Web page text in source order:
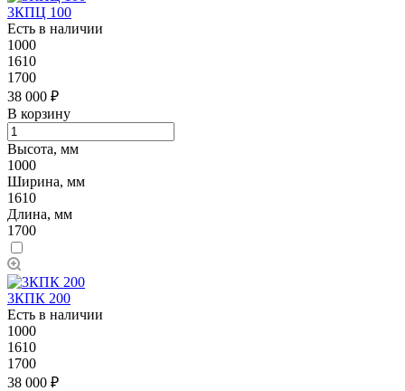
3КПЦ 100
Есть в наличии
1000
1610
1700
38 000 ₽
В корзину
Высота, мм
1000
Ширина, мм
1610
Длина, мм
1700
3КПК 200
Есть в наличии
1000
1610
1700
38 000 ₽